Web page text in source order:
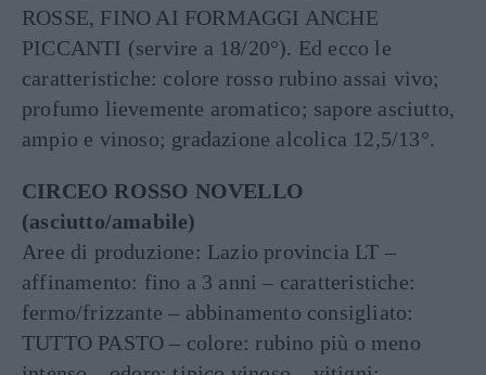
ROSSE, FINO AI FORMAGGI ANCHE
PICCANTI (servire a 18/20°). Ed ecco le
caratteristiche: colore rosso rubino assai vivo;
profumo lievemente aromatico; sapore asciutto,
ampio e vinoso; gradazione alcolica 12,5/13°.
CIRCEO ROSSO NOVELLO
(asciutto/amabile)
Aree di produzione: Lazio provincia LT –
affinamento: fino a 3 anni – caratteristiche:
fermo/frizzante – abbinamento consigliato:
TUTTO PASTO – colore: rubino più o meno